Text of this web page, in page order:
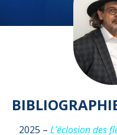
2025 – L’éclosion des